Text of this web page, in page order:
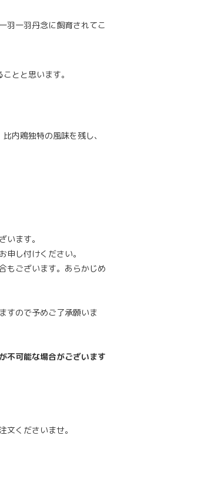
羽一羽丹念に飼育されてこ
とと思います。
内鶏独特の風味を残し、
ます。
し付けください。
もございます。あらかじめ
すので予めご了承願いま
不可能な場合がございます
くださいませ。